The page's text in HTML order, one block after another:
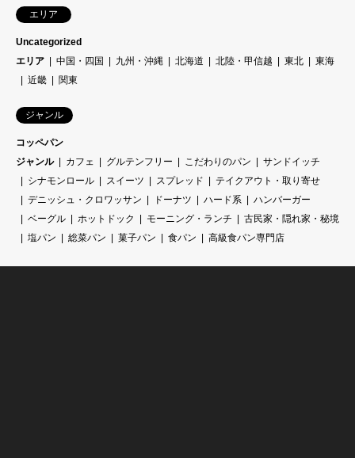
エリア
Uncategorized
エリア
中国・四国 九州・沖縄 北海道 北陸・甲信越 東北
東海
近畿
関東
ジャンル
コッペパン
ジャンル
カフェ グルテンフリー こだわりのパン
サンドイッチ
シナモンロール
スイーツ スプレッド
テイクアウト・取り寄せ
デニッシュ・クロワッサン
ドーナツ ハード系
ハンバーガー
ベーグル
ホットドック モーニング・ランチ
古民家・隠れ家・秘境
塩パン
総菜パン 菓子パン 食パン 高級食パン専門店